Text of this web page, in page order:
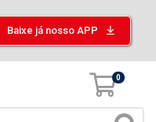
Baixe já nosso APP
0